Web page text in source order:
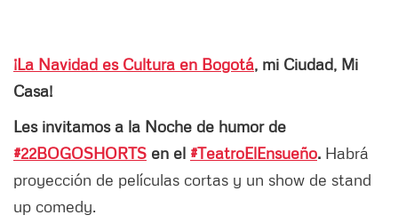
¡La Navidad es Cultura en Bogotá, mi Ciudad, Mi
Casa!
Les invitamos a la Noche de humor de
#22BOGOSHORTS en el #TeatroElEnsueño. Habrá
proyección de películas cortas y un show de stand
up comedy.